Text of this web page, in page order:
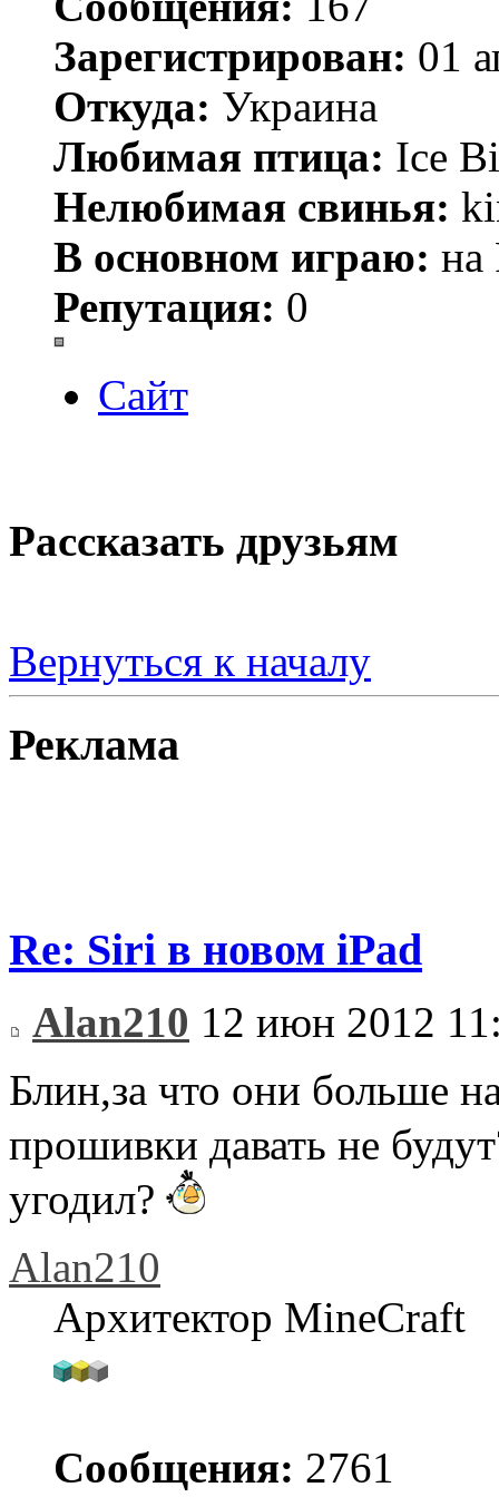
Зарегистрирован: 01
Откуда: Украина
Любимая птица: Ice
Нелюбимая свинья:
В основном играю: на
Репутация: 0
Сайт
Рассказать друзьям
Вернуться к началу
Реклама
Re: Siri в новом iPad
Alan210 12 июн 2012
Блин,за что они больше
прошивки давать не
угодил?
Alan210
Архитектор MineCraft
Сообщения: 2761